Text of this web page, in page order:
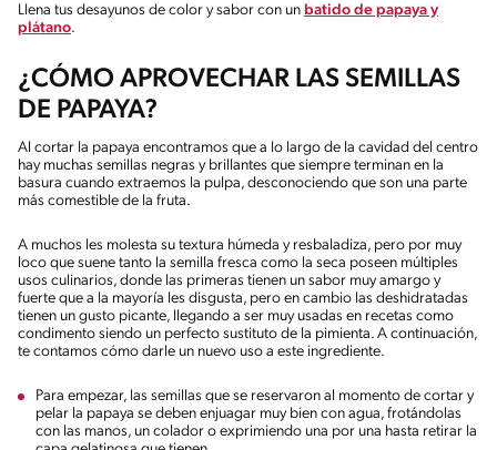
Llena tus desayunos de color y sabor con un batido de papaya y
plátano.
¿CÓMO APROVECHAR LAS SEMILLAS
DE PAPAYA?
Al cortar la papaya encontramos que a lo largo de la cavidad del centro
hay muchas semillas negras y brillantes que siempre terminan en la
basura cuando extraemos la pulpa, desconociendo que son una parte
más comestible de la fruta.
A muchos les molesta su textura húmeda y resbaladiza, pero por muy
loco que suene tanto la semilla fresca como la seca poseen múltiples
usos culinarios, donde las primeras tienen un sabor muy amargo y
fuerte que a la mayoría les disgusta, pero en cambio las deshidratadas
tienen un gusto picante, llegando a ser muy usadas en recetas como
condimento siendo un perfecto sustituto de la pimienta. A continuación,
te contamos cómo darle un nuevo uso a este ingrediente.
Para empezar, las semillas que se reservaron al momento de cortar y
pelar la papaya se deben enjuagar muy bien con agua, frotándolas
con las manos, un colador o exprimiendo una por una hasta retirar la